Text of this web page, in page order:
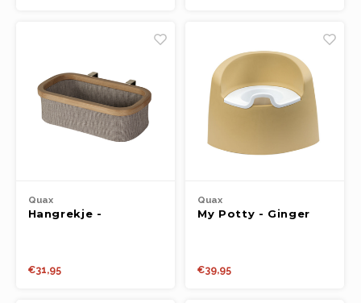
Quax
Hangrekje -
€31,95
Quax
My Potty - Ginger
€39,95